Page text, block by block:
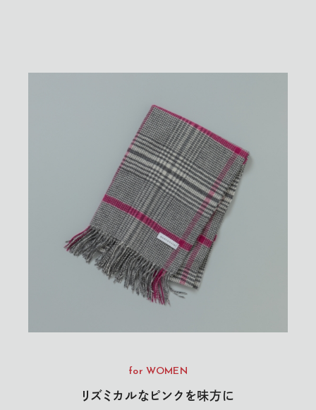
for WOMEN
リズミカルなピンクを味方に